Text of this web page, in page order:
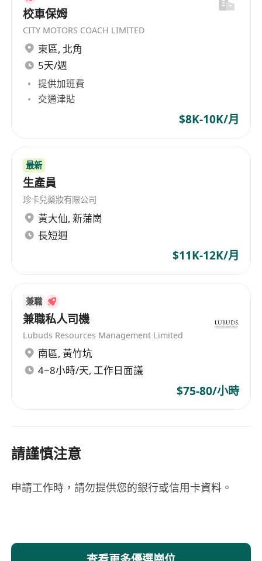
對HKDSE物理科課程架構、評核重點及常見學生
困難有實質認識；有教學經驗者優先，但歡迎具
備紮實物理基礎及良好表達能力之應屆畢業生或
在職人士申請。
具備耐心、責任感與同理心，能與青少年學生建
立信任關係，激發學習動機。
時間管理能力良好，能按約定課時準時出席，並
於課前充分備課，課後適時回覆學生疑問（如透
校車保姆
CITY MOTORS COACH LIMITED
東區, 北角
5天/週
提供加班費
交通津貼
$8K-10K/月
最新
生產員
珍卡兒藥妝有限公司
黃大仙, 新蒲崗
長短週
$11K-12K/月
兼職
兼職私人司機
Lubuds Resources Management Limited
南區, 黃竹坑
4~8小時/天, 工作日面議
$75-80/小時
請謹慎注意
申請工作時，請勿提供您的銀行或信用卡資料。